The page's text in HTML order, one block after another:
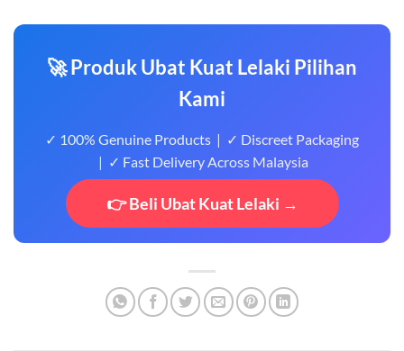
🚀 Produk Ubat Kuat Lelaki Pilihan
Kami
✓ 100% Genuine Products | ✓ Discreet Packaging
| ✓ Fast Delivery Across Malaysia
👉 Beli Ubat Kuat Lelaki →